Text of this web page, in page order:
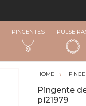
PINGENTES
Pingente
pi21979